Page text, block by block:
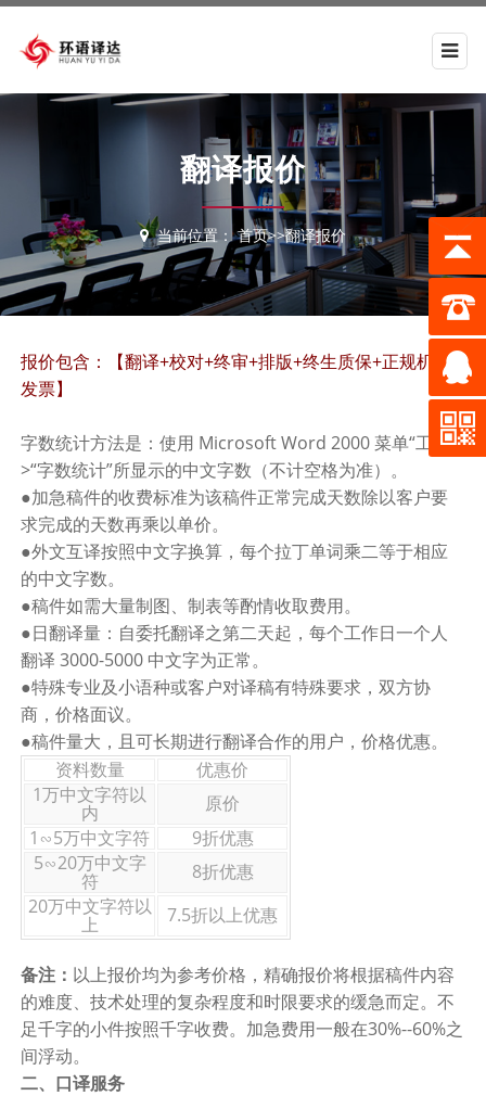
翻译报价
当前位置：首页>>翻译报价
报价包含：【翻译+校对+终审+排版+终生质保+正规机打
发票】
字数统计方法是：使用 Microsoft Word 2000 菜单“工具”-
>“字数统计”所显示的中文字数（不计空格为准）。
●加急稿件的收费标准为该稿件正常完成天数除以客户要
求完成的天数再乘以单价。
●外文互译按照中文字换算，每个拉丁单词乘二等于相应
的中文字数。
●稿件如需大量制图、制表等酌情收取费用。
●日翻译量：自委托翻译之第二天起，每个工作日一个人
翻译 3000-5000 中文字为正常。
●特殊专业及小语种或客户对译稿有特殊要求，双方协
商，价格面议。
●稿件量大，且可长期进行翻译合作的用户，价格优惠。
资料数量
优惠价
1万中文字符以
内
原价
1∽5万中文字符
9折优惠
5∽20万中文字
符
8折优惠
20万中文字符以
上 7.5折以上优惠
备注： 以上报价均为参考价格，精确报价将根据稿件内容
的难度、技术处理的复杂程度和时限要求的缓急而定。不
足千字的小件按照千字收费。加急费用一般在30%--60%之
间浮动。
二、口译服务